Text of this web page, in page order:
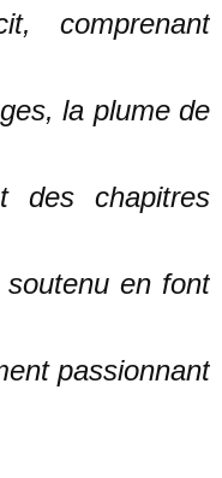
comprenant
la plume de
des chapitres
en font
passionnant